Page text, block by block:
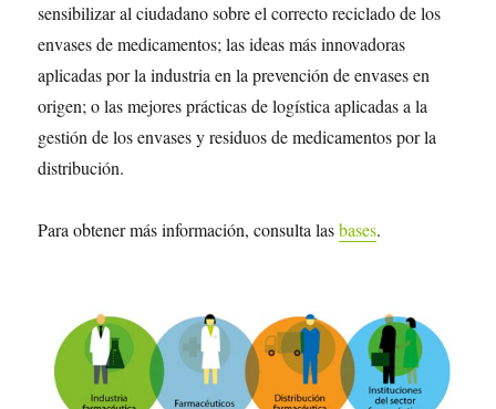
sensibilizar al ciudadano sobre el correcto reciclado de los
envases de medicamentos; las ideas más innovadoras
aplicadas por la industria en la prevención de envases en
origen; o las mejores prácticas de logística aplicadas a la
gestión de los envases y residuos de medicamentos por la
distribución.
Para obtener más información, consulta lasbases.